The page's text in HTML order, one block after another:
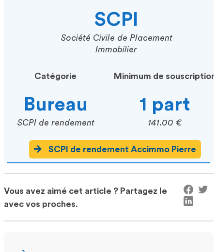
SCPI
Société Civile de Placement
Immobilier
Catégorie
Bureau
SCPI de rendement
Minimum de souscription
1 part
141.00 €
SCPI de rendement Accimmo Pierre
Vous avez aimé cet article ? Partagez le
avec vos proches.